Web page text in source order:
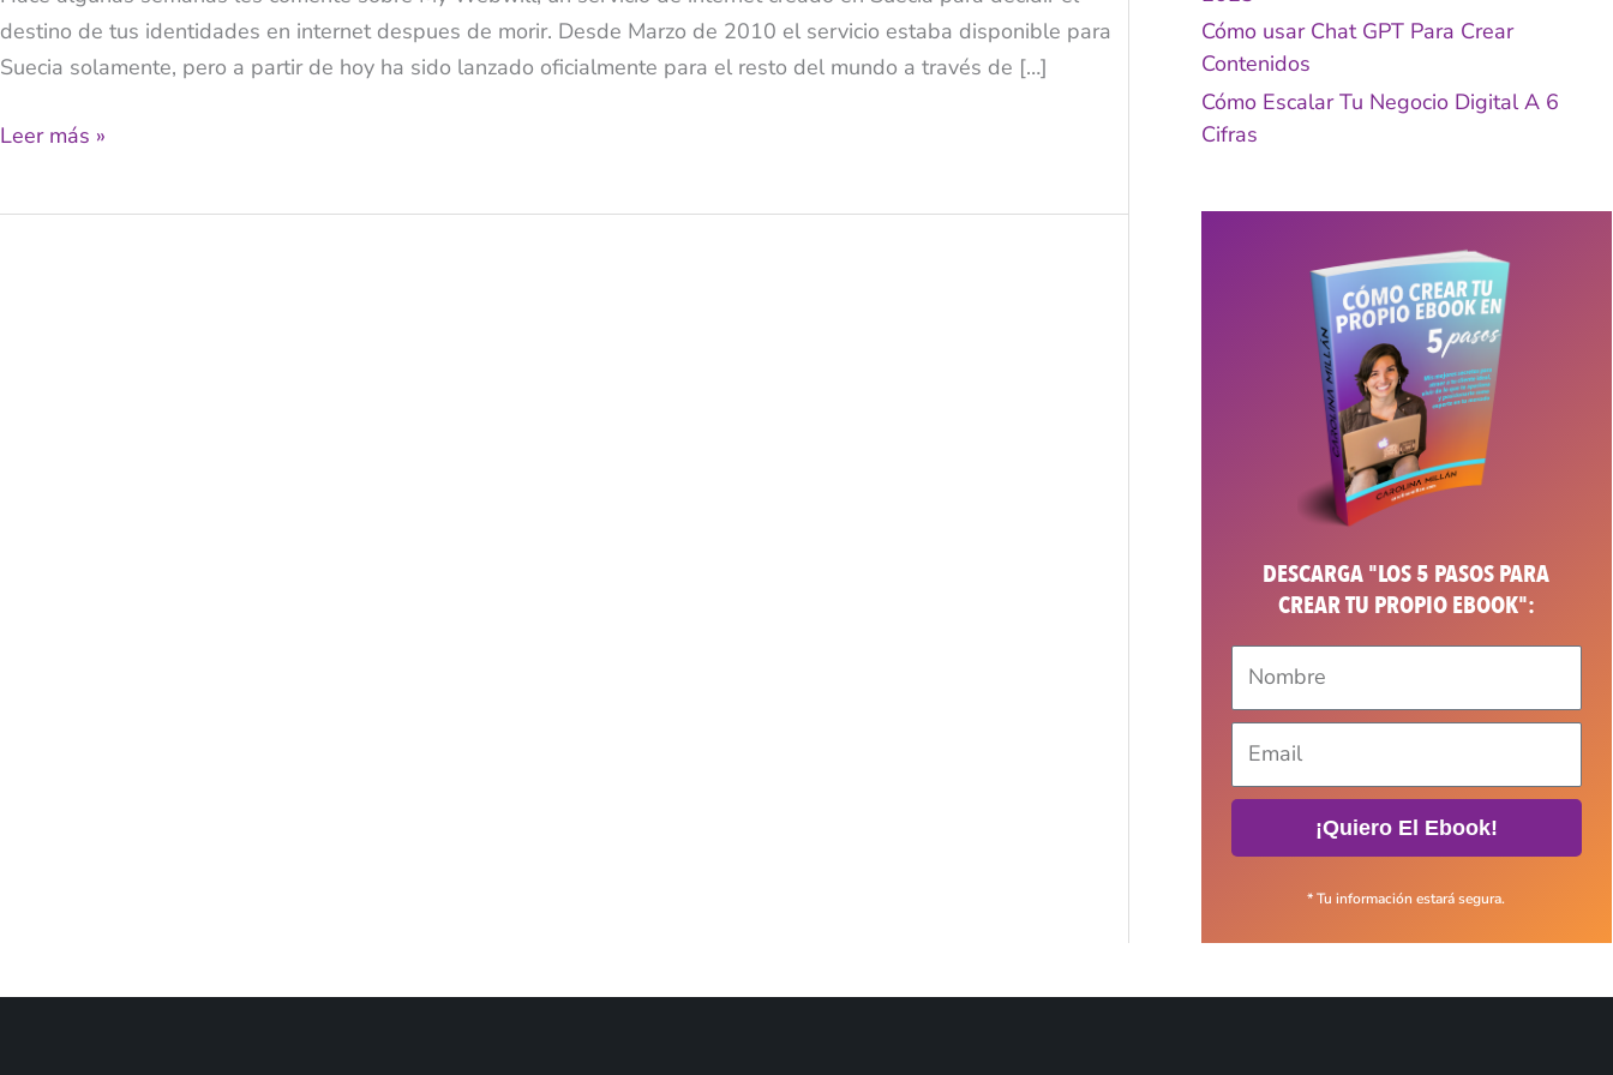
destino de tus identidades en internet despues de morir. Desde Marzo de 2010 el servicio estaba disponible para
Suecia solamente, pero a partir de hoy ha sido lanzado oficialmente para el resto del mundo a través de […]
en
Todo
Mundo
Leer más »
Cómo usar Chat GPT Para Crear
Contenidos
Cómo Escalar Tu Negocio Digital A 6
Cifras
DESCARGA "LOS 5 PASOS PARA
CREAR TU PROPIO EBOOK":
¡Quiero El Ebook!
* Tu información estará segura.